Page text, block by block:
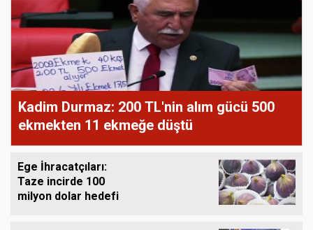
Kadim Durmaz: 200 TL'nin alım gücü 500
ekmekten 11 ekmeğe düştü
Ege İhracatçıları:
Taze incirde 100
milyon dolar hedefi